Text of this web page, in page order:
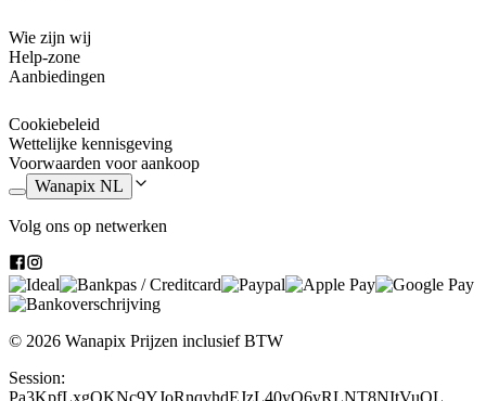
Wie zijn wij
Help-zone
Aanbiedingen
Cookiebeleid
Wettelijke kennisgeving
Voorwaarden voor aankoop
Wanapix NL
Volg ons op netwerken
© 2026 Wanapix Prijzen inclusief BTW
Session:
Pa3KpfLxgQKNc9YJoRnqyhdEJzL40yO6yRLNT8NItVuQL